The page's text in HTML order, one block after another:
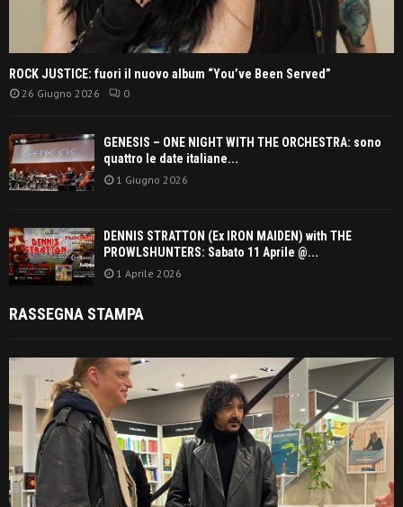
ROCK JUSTICE: fuori il nuovo album “You’ve Been Served”
26 Giugno 2026 0
GENESIS – ONE NIGHT WITH THE ORCHESTRA: sono
quattro le date italiane...
1 Giugno 2026
DENNIS STRATTON (Ex IRON MAIDEN) with THE
PROWLSHUNTERS: Sabato 11 Aprile @...
1 Aprile 2026
RASSEGNA STAMPA